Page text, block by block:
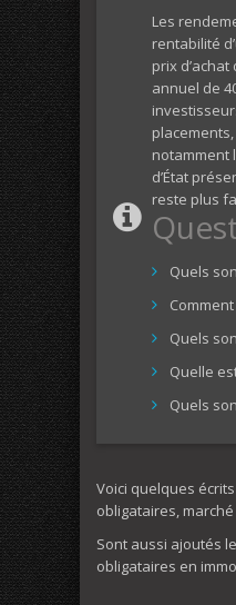
Les
rentabilité
prix
annuel de
notamment
d’État
reste plus
Quels
Quels
Quelle
Quels
Voici quelques
obligataires,
Sont aussi ajoutés
obligataires en